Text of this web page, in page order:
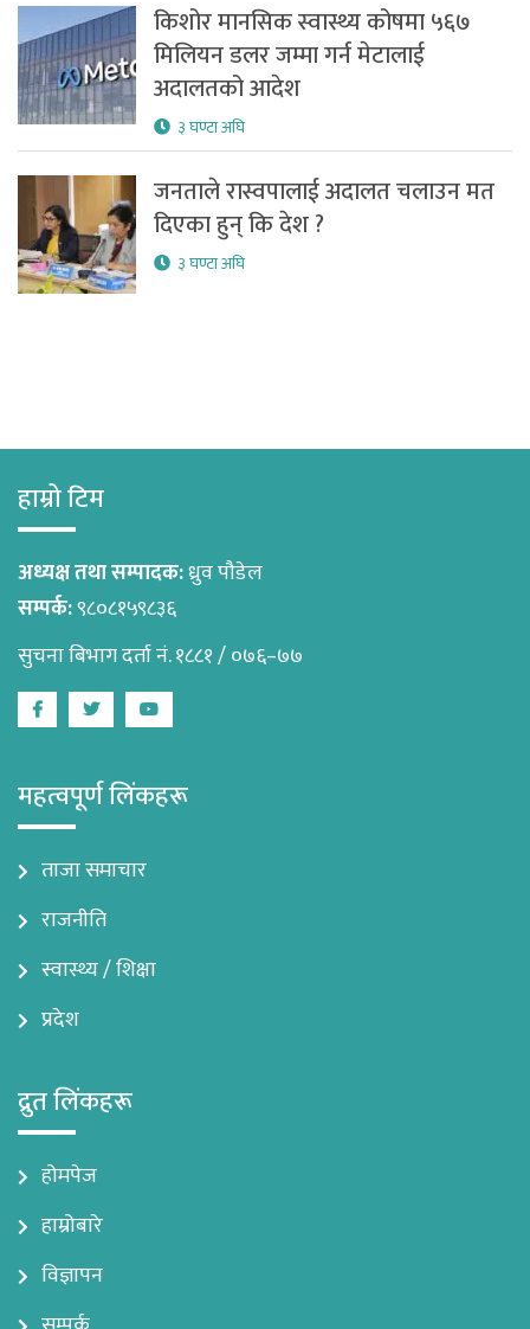
किशोर मानसिक स्वास्थ्य कोषमा ५६७
मिलियन डलर जम्मा गर्न मेटालाई
अदालतको आदेश
३ घण्टा अघि
जनताले रास्वपालाई अदालत चलाउन मत
दिएका हुन् कि देश ?
३ घण्टा अघि
हाम्रो टिम
अध्यक्ष तथा सम्पादक:ध्रुव पौडेल
सम्पर्क:९८०८१५९८३६
सुचना बिभाग दर्ता नं. १८८१ / ०७६–७७
FacebookTwitterYoutube
महत्वपूर्ण लिंकहरू
ताजा समाचार
राजनीति
स्वास्थ्य / शिक्षा
प्रदेश
द्रुत लिंकहरू
होमपेज
हाम्रोबारे
विज्ञापन